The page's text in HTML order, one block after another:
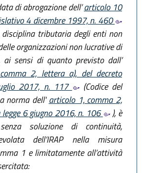
di abrogazione dell’articolo 10
4 dicembre 1997, n. 460
disciplina tributaria degli enti non
organizzazioni non lucrative di
ai sensi di quanto previsto dall’
2, lettera a), del decreto
2017, n. 117
(Codice del
norma dell'articolo 1, comma 2,
6 giugno 2016, n. 106
), è
soluzione di continuità,
dell’IRAP nella misura
1 e limitatamente all’attività